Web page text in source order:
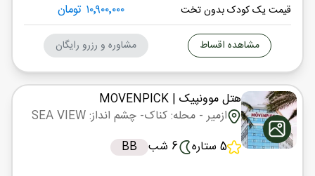
قیمت یک کودک بدون تخت ۱۰٬۹۰۰٬۰۰۰ تومان
مشاهده اقساط مشاوره و رزرو رایگان
هتل موونپیک | MOVENPICK
ازمیر- محله: کناک- چشم انداز: SEA VIEW
5 ستاره
6 شب BB